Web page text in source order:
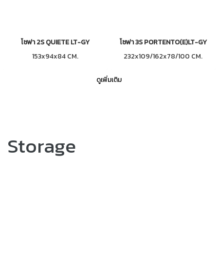
โซฟา 2S QUIETE LT-GY
153x94x84 CM.
โซฟา 3S PORTENTO(E)LT-GY
232x109/162x78/100 CM.
ดูเพิ่มเติม
Storage